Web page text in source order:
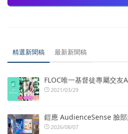
精選新聞稿 最新新聞稿
FLOC唯一基督徒專屬交友
2021/03/29
鎧應 AudienceSense 臉
2026/08/07